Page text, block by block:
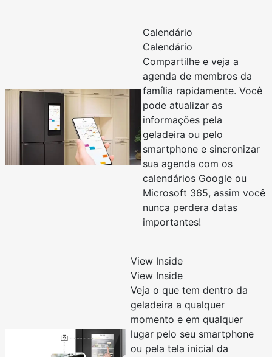
Calendário
Calendário
Compartilhe e veja a
agenda de membros da
família rapidamente. Você
pode atualizar as
informações pela
geladeira ou pelo
smartphone e sincronizar
sua agenda com os
calendários Google ou
Microsoft 365, assim você
nunca perdera datas
importantes!
View Inside
View Inside
Veja o que tem dentro da
geladeira a qualquer
momento e em qualquer
lugar pelo seu smartphone
ou pela tela inicial da